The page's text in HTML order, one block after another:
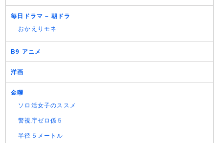
毎日ドラマ – 朝ドラ
おかえりモネ
B9 アニメ
洋画
金曜
ソロ活女子のススメ
警視庁ゼロ係５
半径５メートル